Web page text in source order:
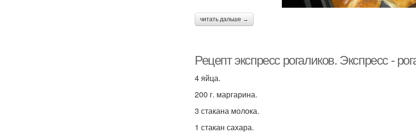
читать дальше →
Рецепт экспресс рогаликов. Экспресс -
4 яйца.
200 г. маргарина.
3 стакана молока.
1 стакан сахара.